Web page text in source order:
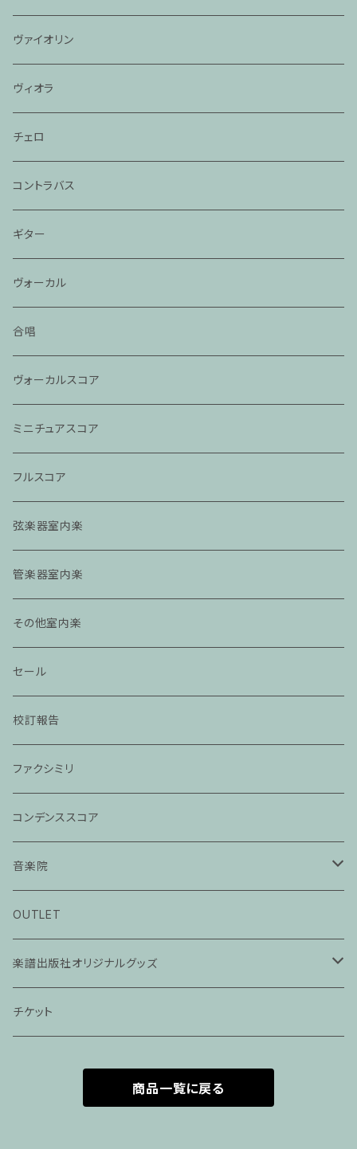
ヴァイオリン
ヴィオラ
チェロ
コントラバス
ギター
ヴォーカル
合唱
ヴォーカルスコア
ミニチュアスコア
フルスコア
弦楽器室内楽
管楽器室内楽
その他室内楽
セール
校訂報告
ファクシミリ
コンデンススコア
音楽院
ピアノ科３０分レッスン
ピアノ科４５分レッスン
家族割プラン
家族割適用プラン2
声楽ピアノ４５分レッスン
OUTLET
楽譜出版社オリジナルグッズ
アパレル
チケット
商品一覧に戻る